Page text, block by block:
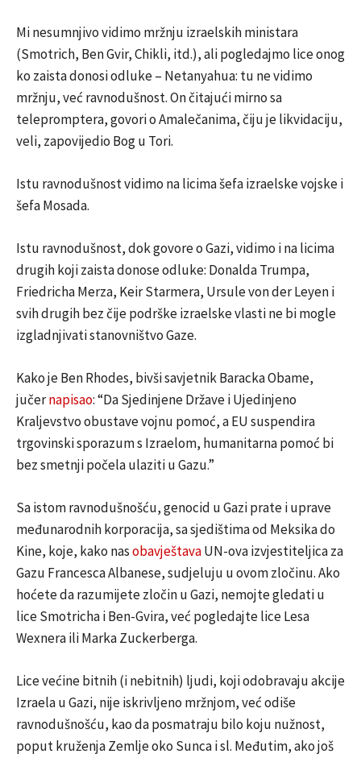
Mi nesumnjivo vidimo mržnju izraelskih ministara
(Smotrich, Ben Gvir, Chikli, itd.), ali pogledajmo lice onog
ko zaista donosi odluke – Netanyahua: tu ne vidimo
mržnju, već ravnodušnost. On čitajući mirno sa
telepromptera, govori o Amalečanima, čiju je likvidaciju,
veli, zapovijedio Bog u Tori.
Istu ravnodušnost vidimo na licima šefa izraelske vojske i
šefa Mosada.
Istu ravnodušnost, dok govore o Gazi, vidimo i na licima
drugih koji zaista donose odluke: Donalda Trumpa,
Friedricha Merza, Keir Starmera, Ursule von der Leyen i
svih drugih bez čije podrške izraelske vlasti ne bi mogle
izgladnjivati stanovništvo Gaze.
Kako je Ben Rhodes, bivši savjetnik Baracka Obame,
jučernapisao: “Da Sjedinjene Države i Ujedinjeno
Kraljevstvo obustave vojnu pomoć, a EU suspendira
trgovinski sporazum s Izraelom, humanitarna pomoć bi
bez smetnji počela ulaziti u Gazu.”
Sa istom ravnodušnošću, genocid u Gazi prate i uprave
međunarodnih korporacija, sa sjedištima od Meksika do
Kine, koje, kako nasobavještavaUN-ova izvjestiteljica za
Gazu Francesca Albanese, sudjeluju u ovom zločinu. Ako
hoćete da razumijete zločin u Gazi, nemojte gledati u
lice Smotricha i Ben-Gvira, već pogledajte lice Lesa
Wexnera ili Marka Zuckerberga.
Lice većine bitnih (i nebitnih) ljudi, koji odobravaju akcije
Izraela u Gazi, nije iskrivljeno mržnjom, već odiše
ravnodušnošću, kao da posmatraju bilo koju nužnost,
poput kruženja Zemlje oko Sunca i sl. Međutim, ako još